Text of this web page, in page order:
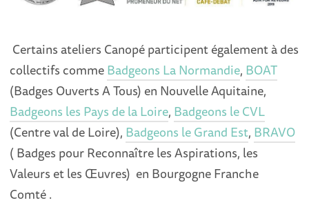
Certains ateliers Canopé participent également à des
collectifs commeBadgeons La Normandie, BOAT
(Badges Ouverts A Tous) en Nouvelle Aquitaine,
Badgeons les Pays de la Loire, Badgeons le CVL
(Centre val de Loire), Badgeons le Grand Est, BRAVO
( Badges pour Reconnaître les Aspirations, les
Valeurs et les Œuvres) en Bourgogne Franche
Comté .